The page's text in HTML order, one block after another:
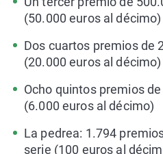
(50.000 euros al décimo)
Dos cuartos premios de
(20.000 euros al décimo)
Ocho quintos premios
(6.000 euros al décimo)
La pedrea: 1.794
serie (100 euros al